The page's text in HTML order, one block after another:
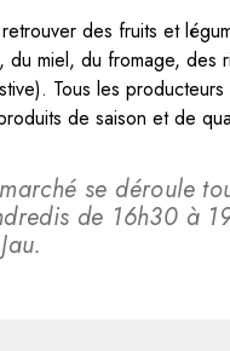
des fruits et
du miel, du fromage,
Tous les
de saison et de
se déroule
de 16h30 à